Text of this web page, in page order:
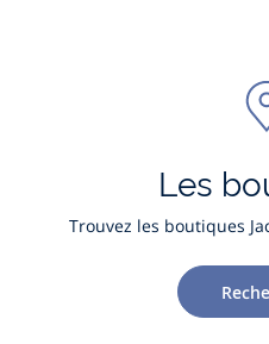
Les
Trouvez les boutiques